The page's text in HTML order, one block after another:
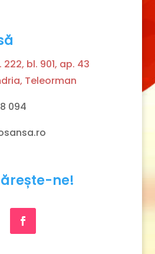
222, bl. 901, ap. 43
Teleorman
094
ne!